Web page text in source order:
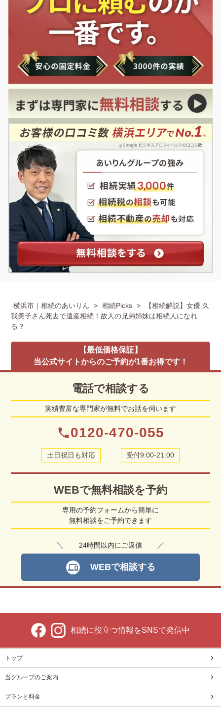
横浜市｜相続のあいりん > 相続Picks >
【相続解説】女優 久
我美子さん死去で遺産相続！故人の兄弟姉妹は相続人になれ
る？
【最低価格保証】
当公式サイトからのご予約が1番お得です！
電話で相談する
実績豊富な専門家が無料でお話を伺います
phone0120-470-055
土日祝日も対応 受付9:00-21:00
WEBで無料相談を予約
専用の予約フォームから簡単に
無料相談をご予約できます
＼ 24時間以内にご返信 ／
devices WEBで相談する
相続に役立つ情報をSNSで発信中
トップ
当グループのご案内
プランと料金